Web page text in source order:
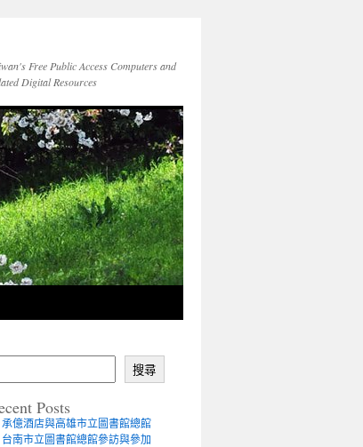
Free Public Access Computers and
Digital Resources
搜尋
Posts
承億酒店與高雄市立圖書館總館
台南市立圖書館總館參訪與參加